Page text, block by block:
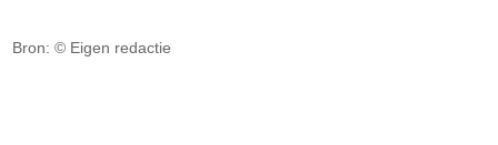
Bron: © Eigen redactie